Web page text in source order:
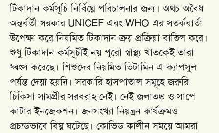
টিকাদান কর্মসূচি নির্বিঘ্নে পরিচালনার জন্য। অথচ অবৈধ
অন্তর্বর্তী সরকার UNICEF এবং WHO এর সতর্কবার্তা
উপেক্ষা করে নিয়মিত টিকাদান ক্রয় প্রক্রিয়া বাতিল করে।
শুধু টিকাদান কর্মসূচীই নয় পুরো স্বাস্থ্য খাতকেই তারা
ধ্বংস করেছে। শিশুদের নিয়মিত ভিটামিন এ ক্যাপসুল
পর্যন্ত দেয়া হয়নি। সরকারি হাসপাতাল সমূহে জরুরি
চিকিসা সামগ্রীর সরবরাহ নেই। নেই জলাতঙ্ক ও সাপে
কাটার ইনজেকশন। জনসংখ্যা নিয়ন্ত্রন কার্যক্রমও
প্রচন্ডভাবে বিঘ্ন ঘটেছে। কোভিড কালীন সময়ে আমরা